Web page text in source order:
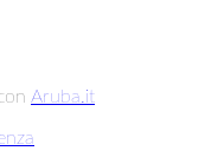
Aruba.it